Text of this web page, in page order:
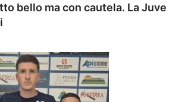
bello ma con cautela. La Juve